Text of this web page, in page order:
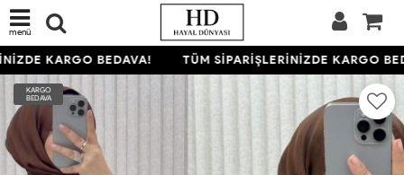
menü
KARGO BEDAVA! TÜM SİPARİŞLERİNİZDE KARGO
KARGO
BEDAVA